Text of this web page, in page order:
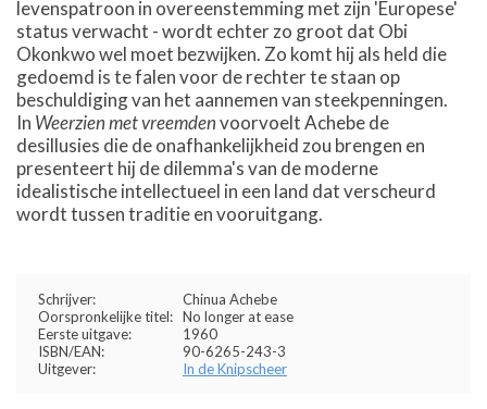
levenspatroon in overeenstemming met zijn 'Europese'
status verwacht - wordt echter zo groot dat Obi
Okonkwo wel moet bezwijken. Zo komt hij als held die
gedoemd is te falen voor de rechter te staan op
beschuldiging van het aannemen van steekpenningen.
In Weerzien met vreemdenvoorvoelt Achebe de
desillusies die de onafhankelijkheid zou brengen en
presenteert hij de dilemma's van de moderne
idealistische intellectueel in een land dat verscheurd
wordt tussen traditie en vooruitgang.
Schrijver:
Chinua Achebe
Oorspronkelijke titel: No longer at ease
Eerste uitgave:
1960
ISBN/EAN:
90-6265-243-3
Uitgever:
In de Knipscheer